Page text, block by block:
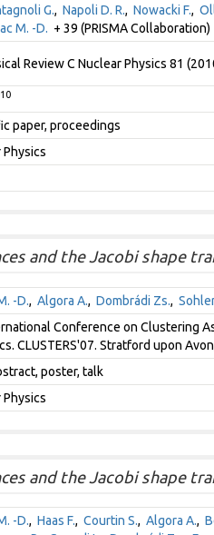
G., Napoli D. R., Nowacki F.,
M. -D. + 39 (PRISMA Collaboration)
Review C Nuclear Physics 81
paper, proceedings
Physics
and the Jacobi shape
-D., Algora A., Dombrádi Zs.,
Conference on Clustering
CLUSTERS'07. Stratford upon
poster, talk
Physics
and the Jacobi shape
-D., Haas F., Courtin S., Algora A.,